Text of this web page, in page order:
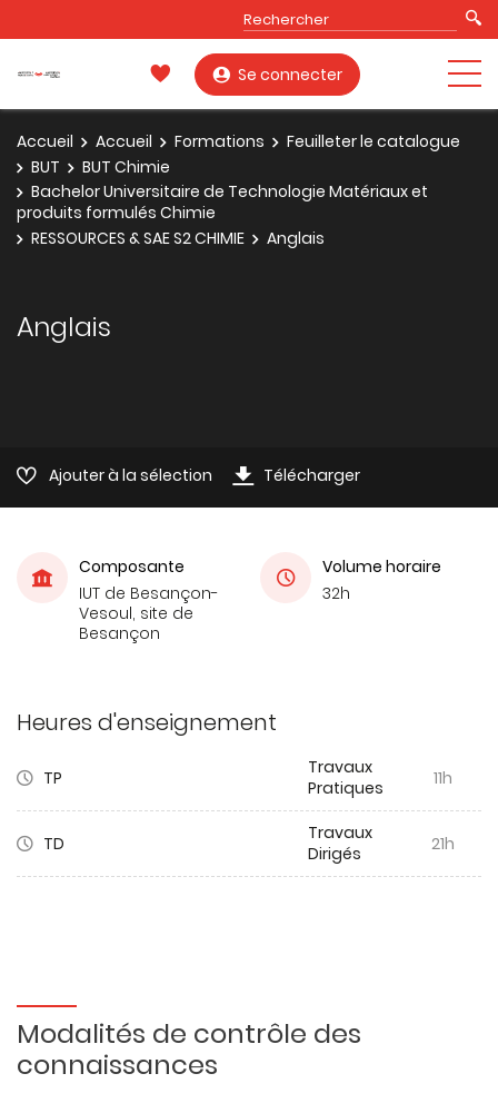
Se connecter
Accueil Accueil Formations
Feuilleter le catalogue
BUT
BUT Chimie
Bachelor Universitaire de Technologie Matériaux et
produits formulés Chimie
RESSOURCES & SAE S2 CHIMIE
Anglais
Anglais
Ajouter à la sélection Télécharger
Composante
IUT de Besançon-
Vesoul, site de
Besançon
Volume horaire
32h
Heures d'enseignement
TP
Travaux
Pratiques
11h
TD
Travaux
Dirigés
21h
Modalités de contrôle des
connaissances